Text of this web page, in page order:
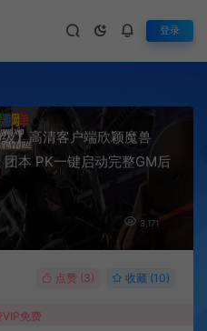
登录
】高清客户端欣颖魔兽
本 PK一键启动完整GM后
3,171
点赞 (3) 收藏 (10)
免费